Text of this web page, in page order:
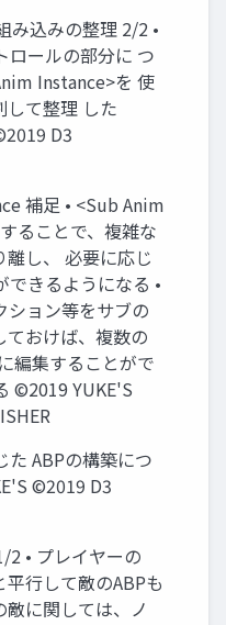
み込みの整理 2/2 •
ロールの部分に つ
Instance>を 使
して整理 した
D3
補足 • <Sub Anim
ることで、複雑な
し、 必要に応じ
できるようになる •
ション等をサブの
ておけば、複数の
編集することがで
©2019 YUKE'S
た ABPの構築につ
©2019 D3
2 • プレイヤーの
行して敵のABPも
敵に関しては、ノ